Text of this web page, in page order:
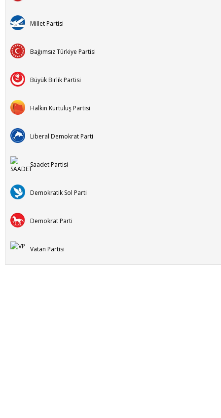
Millet Partisi
Bağımsız Türkiye Partisi
Büyük Birlik Partisi
Halkın Kurtuluş Partisi
Liberal Demokrat Parti
Saadet Partisi
Demokratik Sol Parti
Demokrat Parti
Vatan Partisi